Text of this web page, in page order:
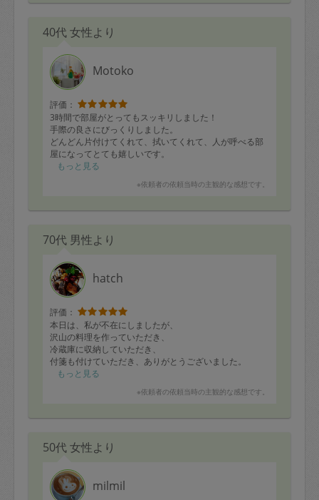
40代 女性より
Motoko
評価：
3時間で部屋がとってもスッキリしました！
手際の良さにびっくりしました。
どんどん片付けてくれて、拭いてくれて、人が呼べる部
屋になってとても嬉しいです。
3時間でこんなに綺麗になるなんて♪
また連絡します(*^_^*)
もっと見る
※依頼者の依頼当時の主観的な感想です。
70代 男性より
hatch
評価：
本日は、私が不在にしましたが、
沢山の料理を作っていただき、
冷蔵庫に収納していただき、
付箋も付けていただき、ありがとうございました。
毎回、助かります。
よろしくお願いします。
もっと見る
※依頼者の依頼当時の主観的な感想です。
50代 女性より
milmil